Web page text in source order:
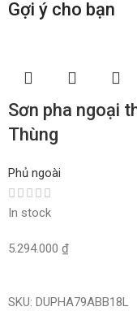
Gợi ý cho bạn
Sơn pha ngoại
Thùng
Phủ ngoài
In stock
5.294.000 ₫
SKU: DUPHA79ABB18L